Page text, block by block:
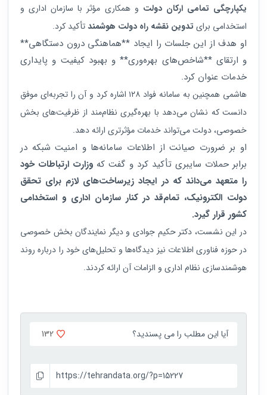
یکپارچگی تمامی ارکان دولت و همکاری مؤثر با سازمان اداری و
استخدامی برای تدوین نقشه راه دولت هوشمندتأکید کرد.
او هدف از این جلسات را ایجاد **هماهنگی درون دستگاهی**
و ارتقای **شاخص‌های بهره‌وری** و بهبود کیفیت و پایداری
خدمات عنوان کرد.
هاشمی همچنین به سامانه فواد ۱۲۸ اشاره کرد و آن را تجربه‌ای موفق
دانست که نشان می‌دهد با بهره‌گیری نظام‌مند از ظرفیت‌های بخش
خصوصی، دولت می‌تواند خدمات مؤثرتری ارائه دهد.
او بر ضرورت صیانت از اطلاعات سامانه‌ها و امنیت شبکه در
برابر حملات سایبری تأکید کرد و گفت که وزارت ارتباطات خود
را متعهد می‌داند که در ایجاد زیرساخت‌های لازم برای تحقق
دولت الکترونیک، تمام‌قد در کنار سازمان اداری و استخدامی
کشور قرار گیرد.
در این نشست، دکتر حکیم جوادی و دیگر نمایندگان بخش خصوصی
در حوزه فناوری اطلاعات نیز دیدگاه‌ها و تحلیل‌های خود را درباره روند
هوشمندسازی نظام اداری و الزامات آن ارائه کردند.
آیا این مطلب را می پسندید؟ 132
https://tehrandata.org/?p=15227